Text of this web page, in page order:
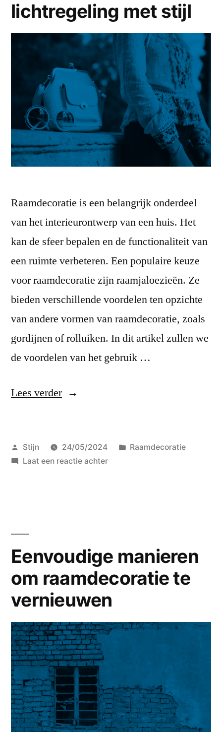
lichtregeling met stijl
Raamdecoratie is een belangrijk onderdeel
van het interieurontwerp van een huis. Het
kan de sfeer bepalen en de functionaliteit van
een ruimte verbeteren. Een populaire keuze
voor raamdecoratie zijn raamjaloezieën. Ze
bieden verschillende voordelen ten opzichte
van andere vormen van raamdecoratie, zoals
gordijnen of rolluiken. In dit artikel zullen we
de voordelen van het gebruik …
Lees verder“Jaloezieën:
stijl”
Geplaatst
door
Stijn 24/05/2024
Geplaatst
Raamdecoratie
Laat een reactie achterop
Eenvoudige manieren
om raamdecoratie te
vernieuwen